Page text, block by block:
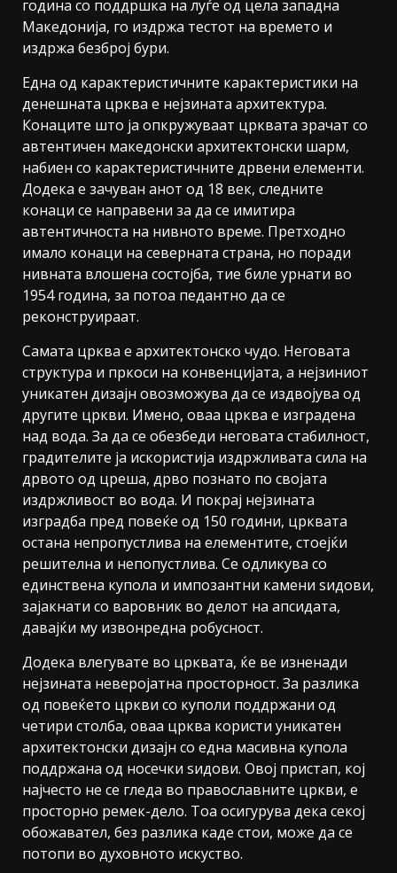
година со поддршка на луѓе од цела западна
Македонија, го издржа тестот на времето и
издржа безброј бури.
Една од карактеристичните карактеристики на
денешната црква е нејзината архитектура.
Конаците што ја опкружуваат црквата зрачат со
автентичен македонски архитектонски шарм,
набиен со карактеристичните дрвени елементи.
Додека е зачуван анот од 18 век, следните
конаци се направени за да се имитира
автентичноста на нивното време. Претходно
имало конаци на северната страна, но поради
нивната влошена состојба, тие биле урнати во
1954 година, за потоа педантно да се
реконструираат.
Самата црква е архитектонско чудо. Неговата
структура и пркоси на конвенцијата, а нејзиниот
уникатен дизајн овозможува да се издвојува од
другите цркви. Имено, оваа црква е изградена
над вода. За да се обезбеди неговата стабилност,
градителите ја искористија издржливата сила на
дрвото од цреша, дрво познато по својата
издржливост во вода. И покрај нејзината
изградба пред повеќе од 150 години, црквата
остана непропустлива на елементите, стоејќи
решителна и непопустлива. Се одликува со
единствена купола и импозантни камени ѕидови,
зајакнати со варовник во делот на апсидата,
давајќи му извонредна робусност.
Додека влегувате во црквата, ќе ве изненади
нејзината неверојатна просторност. За разлика
од повеќето цркви со куполи поддржани од
четири столба, оваа црква користи уникатен
архитектонски дизајн со една масивна купола
поддржана од носечки ѕидови. Овој пристап, кој
најчесто не се гледа во православните цркви, е
просторно ремек-дело. Тоа осигурува дека секој
обожавател, без разлика каде стои, може да се
потопи во духовното искуство.